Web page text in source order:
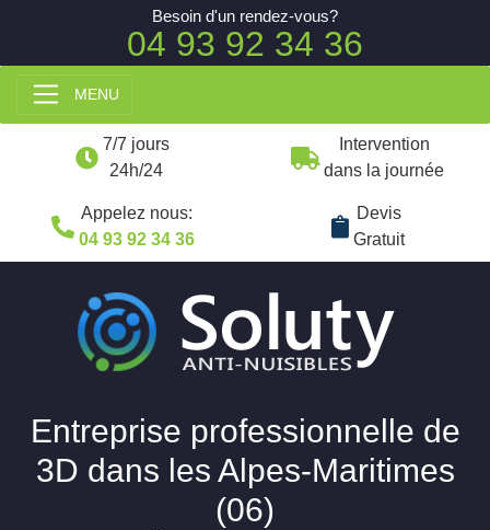
MENU
7/7 jours
24h/24
Intervention
dans la journée
Appelez nous:
04 93 92 34 36
Devis
Gratuit
Entreprise professionnelle de
3D dans les Alpes-Maritimes
(06)
Besoin d'un rendez-vous?
04 93 92 34 36